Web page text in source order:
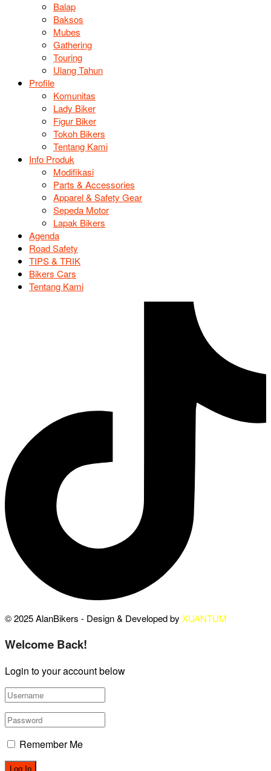
Balap
Baksos
Mubes
Gathering
Touring
Ulang Tahun
Profile
Komunitas
Lady Biker
Figur Biker
Tokoh Bikers
Tentang Kami
Info Produk
Modifikasi
Parts & Accessories
Apparel & Safety Gear
Sepeda Motor
Lapak Bikers
Agenda
Road Safety
TIPS & TRIK
Bikers Cars
Tentang Kami
© 2025 AlanBikers - Design & Developed by XUANTUM
Welcome Back!
Login to your account below
Remember Me